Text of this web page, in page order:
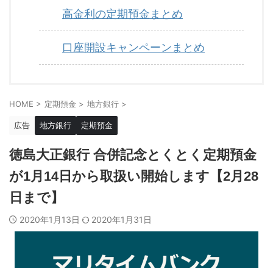
高金利の定期預金まとめ
口座開設キャンペーンまとめ
HOME > 定期預金 > 地方銀行 >
広告 地方銀行 定期預金
徳島大正銀行 合併記念とくとく定期預金
が1月14日から取扱い開始します【2月28
日まで】
2020年1月13日 2020年1月31日